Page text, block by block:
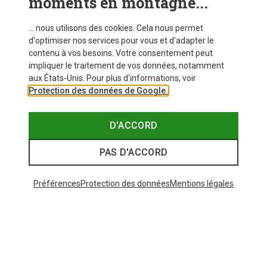
... nous utilisons des cookies. Cela nous permet
d'optimiser nos services pour vous et d'adapter le
contenu à vos besoins. Votre consentement peut
impliquer le traitement de vos données, notamment
aux États-Unis. Pour plus d'informations, voir
Protection des données de Google.
D'ACCORD
PAS D'ACCORD
PréférencesProtection des donnéesMentions légales